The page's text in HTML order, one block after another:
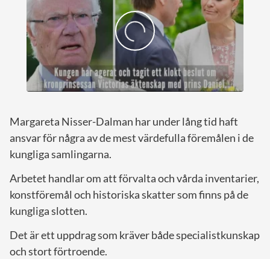
Margareta Nisser-Dalman har under lång tid haft
ansvar för några av de mest värdefulla föremålen i de
kungliga samlingarna.
Arbetet handlar om att förvalta och vårda inventarier,
konstföremål och historiska skatter som finns på de
kungliga slotten.
Det är ett uppdrag som kräver både specialistkunskap
och stort förtroende.